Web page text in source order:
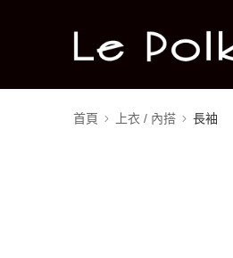
首頁 上衣 / 內搭 長袖